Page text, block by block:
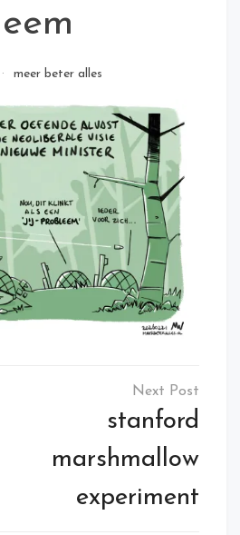
meer beter alles
stanford
marshmallow
experiment